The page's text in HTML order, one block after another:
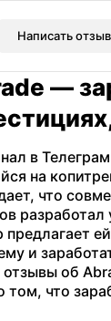
Написать отзыв
—
в
на
что
разработал
и
об
том, что